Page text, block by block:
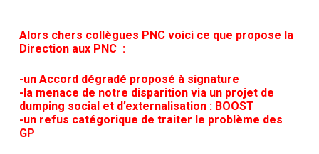
Alors chers collègues PNC voici ce que propose la
Direction aux PNC :
-un Accord dégradé proposé à signature
-la menace de notre disparition via un projet de
dumping social et d’externalisation : BOOST
-un refus catégorique de traiter le problème des
GP